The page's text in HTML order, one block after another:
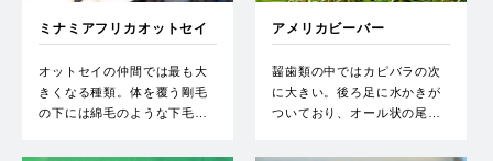
ミナミアフリカオットセイ
オットセイの仲間では最も大
きくなる種類。体を覆う剛毛
の下には綿毛のような下毛…
アメリカビーバー
齧歯類の中ではカピバラの次
に大きい。後ろ足に水かきが
ついており、オール状の尾…